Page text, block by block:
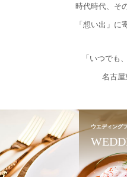
時代時代、そ
「想い出」に
「いつでも
名古屋
ウエディング